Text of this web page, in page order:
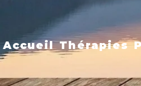
Accueil Thérapies